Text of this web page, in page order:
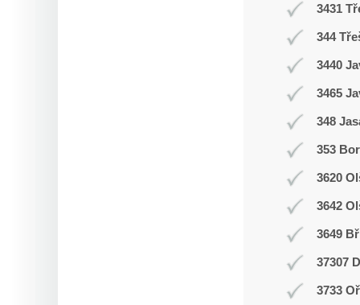
3431
344
3440
3465
348
353
3620
3642
3649
37307
3733